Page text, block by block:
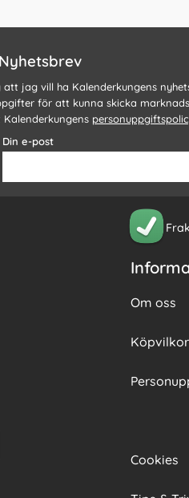
Nyhetsbrev
jag vill ha Kalenderkungens
för att kunna skicka
Din e-post
Om oss
Köpvilkor
Cookies